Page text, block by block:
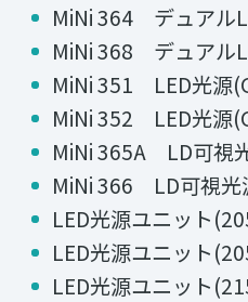
MiNi 364 デュアル
MiNi 368 デュアル
MiNi 351 LED光源
MiNi 352 LED光源
MiNi 365A LD可視
MiNi 366 LD可視光
LED光源ユニット
LED光源ユニット
LED光源ユニット